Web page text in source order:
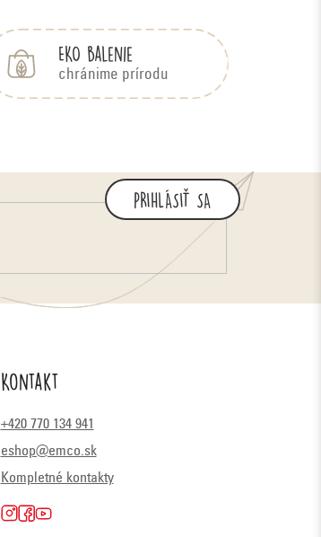
EKO balenie
chránime prírodu
PRIHLÁSIŤ SA
Kontakt
+420 770 134 941
eshop@emco.sk
Kompletné kontakty